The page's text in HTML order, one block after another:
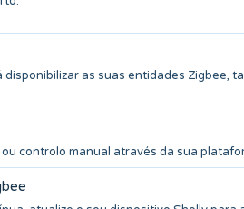
as suas entidades Zigbee,
controlo manual através da sua